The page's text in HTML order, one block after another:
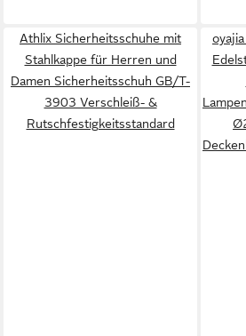
Athlix Sicherheitsschuhe mit
Stahlkappe für Herren und
Damen Sicherheitsschuh GB/T-
3903 Verschleiß- &
Rutschfestigkeitsstandard